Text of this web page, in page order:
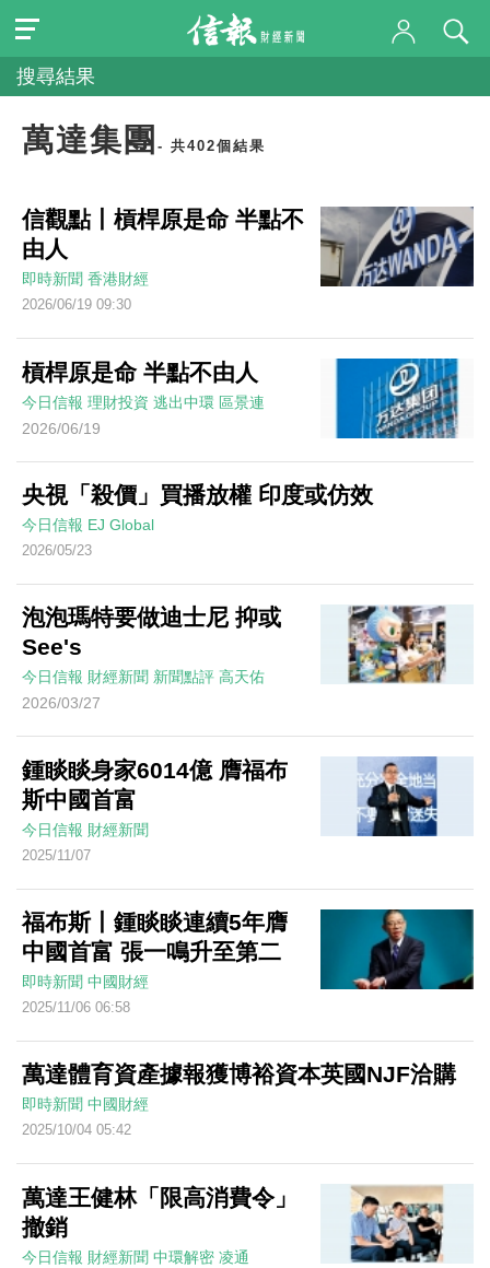
搜尋結果
萬達集團 - 共402個結果
信觀點丨槓桿原是命 半點不
由人
即時新聞 香港財經
2026/06/19 09:30
槓桿原是命 半點不由人
今日信報 理財投資 逃出中環 區景連
2026/06/19
央視「殺價」買播放權 印度或仿效
今日信報 EJ Global
2026/05/23
泡泡瑪特要做迪士尼 抑或
See's
今日信報 財經新聞 新聞點評 高天佑
2026/03/27
鍾睒睒身家6014億 膺福布
斯中國首富
今日信報 財經新聞
2025/11/07
福布斯丨鍾睒睒連續5年膺
中國首富 張一鳴升至第二
即時新聞 中國財經
2025/11/06 06:58
萬達體育資產據報獲博裕資本英國NJF洽購
即時新聞 中國財經
2025/10/04 05:42
萬達王健林「限高消費令」
撤銷
今日信報 財經新聞 中環解密 凌通